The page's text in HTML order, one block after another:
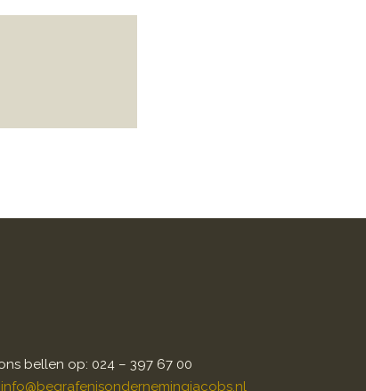
bellen op: 024 – 397 67 00
info@begrafenisondernemingjacobs.nl